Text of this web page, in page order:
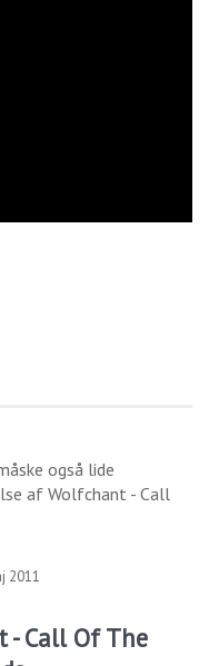
også lide
af Wolfchant - Call
2011
- Call Of The